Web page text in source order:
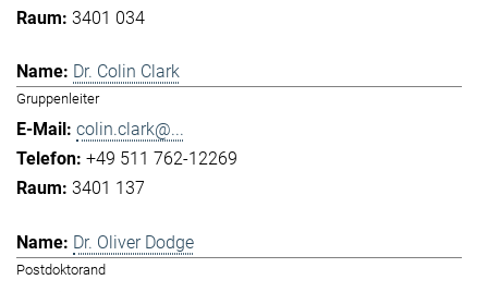
3401 034
Dr. Colin Clark
Gruppenleiter
colin.clark@...
+49 511 762-12269
3401 137
Dr. Oliver Dodge
Postdoktorand